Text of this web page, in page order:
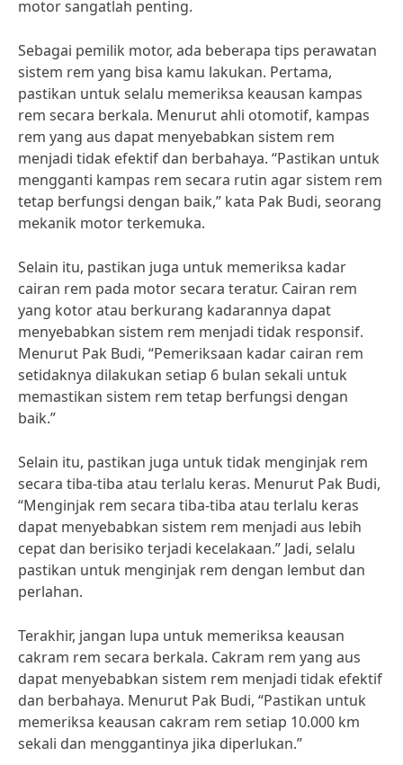
motor sangatlah penting.
Sebagai pemilik motor, ada beberapa tips perawatan
sistem rem yang bisa kamu lakukan. Pertama,
pastikan untuk selalu memeriksa keausan kampas
rem secara berkala. Menurut ahli otomotif, kampas
rem yang aus dapat menyebabkan sistem rem
menjadi tidak efektif dan berbahaya. “Pastikan untuk
mengganti kampas rem secara rutin agar sistem rem
tetap berfungsi dengan baik,” kata Pak Budi, seorang
mekanik motor terkemuka.
Selain itu, pastikan juga untuk memeriksa kadar
cairan rem pada motor secara teratur. Cairan rem
yang kotor atau berkurang kadarannya dapat
menyebabkan sistem rem menjadi tidak responsif.
Menurut Pak Budi, “Pemeriksaan kadar cairan rem
setidaknya dilakukan setiap 6 bulan sekali untuk
memastikan sistem rem tetap berfungsi dengan
baik.”
Selain itu, pastikan juga untuk tidak menginjak rem
secara tiba-tiba atau terlalu keras. Menurut Pak Budi,
“Menginjak rem secara tiba-tiba atau terlalu keras
dapat menyebabkan sistem rem menjadi aus lebih
cepat dan berisiko terjadi kecelakaan.” Jadi, selalu
pastikan untuk menginjak rem dengan lembut dan
perlahan.
Terakhir, jangan lupa untuk memeriksa keausan
cakram rem secara berkala. Cakram rem yang aus
dapat menyebabkan sistem rem menjadi tidak efektif
dan berbahaya. Menurut Pak Budi, “Pastikan untuk
memeriksa keausan cakram rem setiap 10.000 km
sekali dan menggantinya jika diperlukan.”